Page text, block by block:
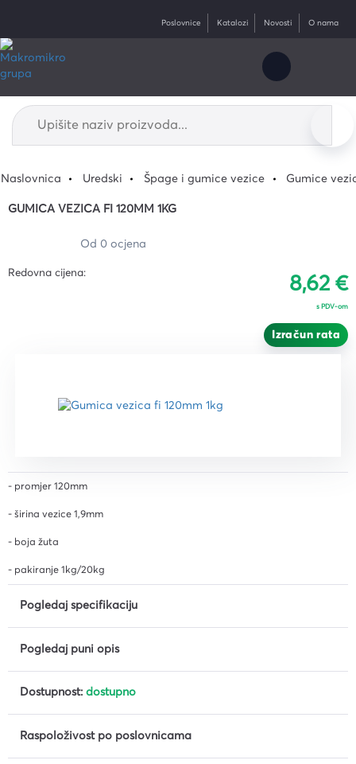
Poslovnice Katalozi Novosti O nama
Naslovnica Uredski Špage i gumice vezice Gumice
GUMICA VEZICA FI 120MM 1KG
Od 0 ocjena
Redovna cijena:
8,62 €
s PDV-om
Izračun rata
- promjer 120mm
- širina vezice 1,9mm
- boja žuta
- pakiranje 1kg/20kg
Pogledaj specifikaciju
Pogledaj puni opis
Dostupnost: dostupno
Raspoloživost po poslovnicama